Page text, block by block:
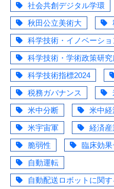
社会共創デジタル学環
秋田公立美術大
科学技術・イノベーシ
科学技術・学術政策研究
科学技術指標2024
税務ガバナンス
米中分断
米中
米宇宙軍
経済
脆弱性
臨床効
自動運転
自動配送ロボットに関